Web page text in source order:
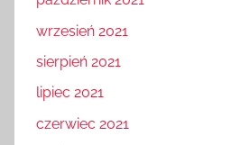
wrzesień 2021
sierpień 2021
lipiec 2021
czerwiec 2021